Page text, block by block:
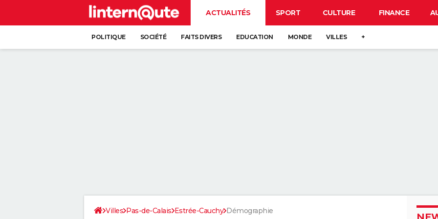
ACTUALITÉS SPORT CULTURE FINANCE
POLITIQUE SOCIÉTÉ FAITS DIVERS EDUCATION MONDE VILLES +
Villes Pas-de-Calais Estrée-Cauchy Démographie